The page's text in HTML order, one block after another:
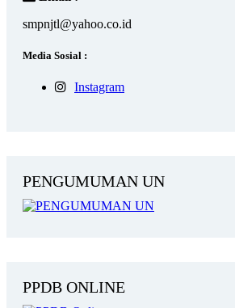
smpnjtl@yahoo.co.id
Media Sosial :
Instagram
PENGUMUMAN UN
PPDB ONLINE